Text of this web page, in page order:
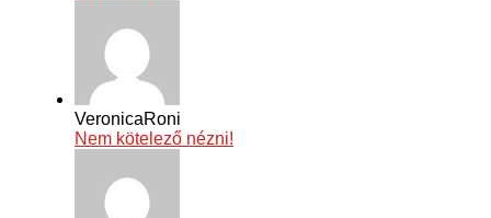
VeronicaRoni
Nem kötelező nézni!